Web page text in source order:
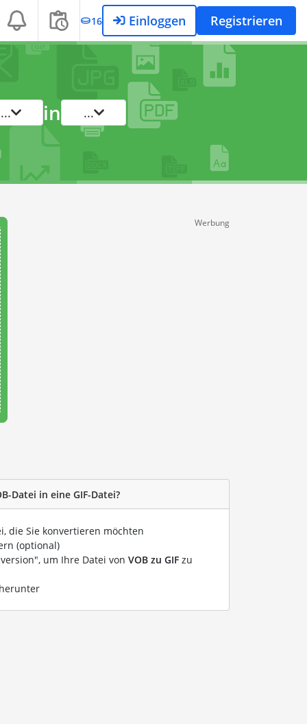
16 Einloggen Registrieren
... in ...
Werbung
Datei in eine GIF-Datei?
die Sie konvertieren möchten
(optional)
um Ihre Datei von VOB zu GIF zu